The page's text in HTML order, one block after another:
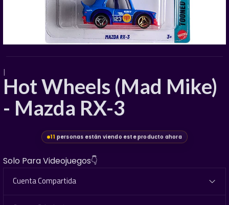
|
Hot Wheels (Mad Mike)
- Mazda RX-3
11 personas están viendo este producto ahora
Solo Para Videojuegos👇
Cuenta Compartida